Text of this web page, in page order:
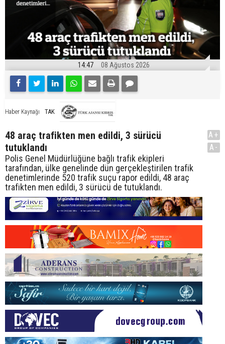
14:47 08 Ağustos 2026
Haber Kaynağı TAK
48 araç trafikten men edildi, 3 sürücü
tutuklandı
Polis Genel Müdürlüğüne bağlı trafik ekipleri
tarafından, ülke genelinde dün gerçekleştirilen trafik
denetimlerinde 520 trafik suçu rapor edildi, 48 araç
trafikten men edildi, 3 sürücü de tutuklandı.
A+
A-